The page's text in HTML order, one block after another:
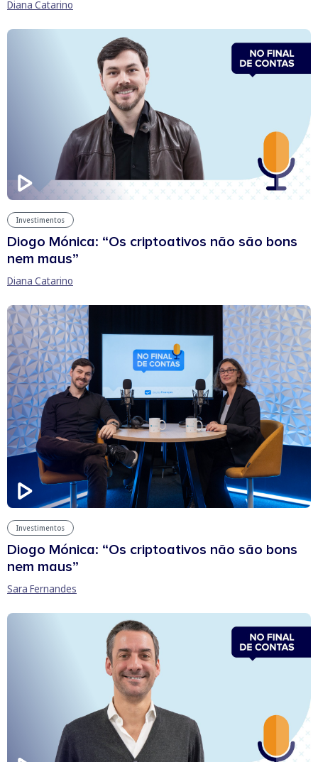
Diana Catarino
Investimentos
Diogo Mónica: “Os criptoativos não são bons
nem maus”
Diana Catarino
Investimentos
Diogo Mónica: “Os criptoativos não são bons
nem maus”
Sara Fernandes